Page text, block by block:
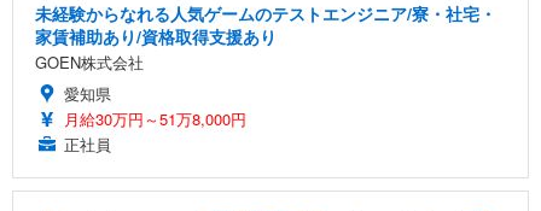
未経験からなれる人気ゲームのテストエンジニア/寮・社宅・
家賃補助あり/資格取得支援あり
GOEN株式会社
愛知県
月給30万円～51万8,000円
正社員